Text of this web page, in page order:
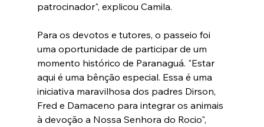
patrocinador", explicou Camila.
Para os devotos e tutores, o passeio foi
uma oportunidade de participar de um
momento histórico de Paranaguá. "Estar
aqui é uma bênção especial. Essa é uma
iniciativa maravilhosa dos padres Dirson,
Fred e Damaceno para integrar os animais
à devoção a Nossa Senhora do Rocio",